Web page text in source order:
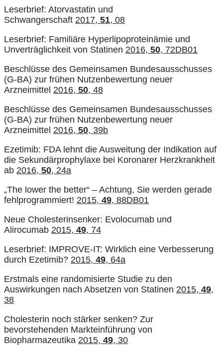
Leserbrief: Atorvastatin und
Schwangerschaft 2017, 51, 08
Leserbrief: Familiäre Hyperlipoproteinämie und
Unverträglichkeit von Statinen 2016, 50, 72DB01
Beschlüsse des Gemeinsamen Bundesausschusses
(G-BA) zur frühen Nutzenbewertung neuer
Arzneimittel 2016, 50, 48
Beschlüsse des Gemeinsamen Bundesausschusses
(G-BA) zur frühen Nutzenbewertung neuer
Arzneimittel 2016, 50, 39b
Ezetimib: FDA lehnt die Ausweitung der Indikation auf
die Sekundärprophylaxe bei Koronarer Herzkrankheit
ab 2016, 50, 24a
„The lower the better“ – Achtung, Sie werden gerade
fehlprogrammiert! 2015, 49, 88DB01
Neue Cholesterinsenker: Evolocumab und
Alirocumab 2015, 49, 74
Leserbrief: IMPROVE-IT: Wirklich eine Verbesserung
durch Ezetimib? 2015, 49, 64a
Erstmals eine randomisierte Studie zu den
Auswirkungen nach Absetzen von Statinen 2015, 49,
38
Cholesterin noch stärker senken? Zur
bevorstehenden Markteinführung von
Biopharmazeutika 2015, 49, 30